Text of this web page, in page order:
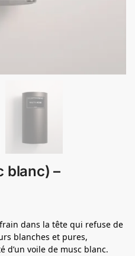
blanc) –
dans la tête qui refuse de
blanches et pures,
d’un voile de musc blanc.